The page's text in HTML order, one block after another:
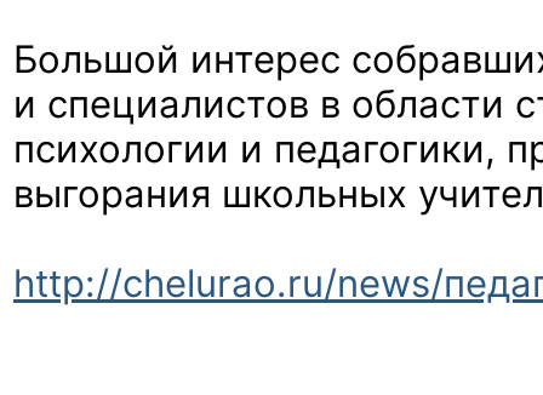
Большой интерес
и специалистов в области
психологии и педагогики,
выгорания школьных
http://chelurao.ru/news/